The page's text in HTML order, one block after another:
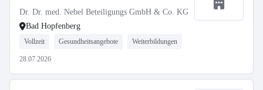
Dr. Dr. med. Nebel Beteiligungs GmbH & Co. KG
Bad Hopfenberg
Vollzeit Gesundheitsangebote Weiterbildungen
28.07.2026